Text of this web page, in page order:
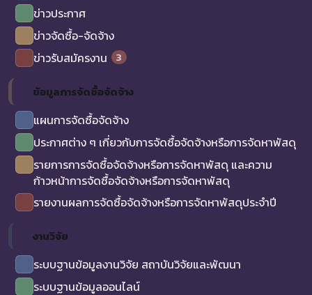
ข่าวประกาศ
ข่าวจัดซื้อ-จัดจ้าง
ข่าวรับสมัครงาน
3
ข้อมูลการจัดซื้อจัดจ้าง
แผนการจัดซื้อจัดจ้าง
ประกาศต่าง ๆ เกี่ยวกับการจัดซื้อจัดจ้างหรือการจัดหาพัสดุ
รายการการจัดซื้อจัดจ้างหรือการจัดหาพัสดุ และความ
ก้าวหน้าการจัดซื้อจัดจ้างหรือการจัดหาพัสดุ
รายงานผลการจัดซื้อจัดจ้างหรือการจัดหาพัสดุประจำปี
งานวิจัย
ระบบฐานข้อมูลงานวิจัย สถาบันวิจัยและพัฒนา
ระบบฐานข้อมูลออนไลน์